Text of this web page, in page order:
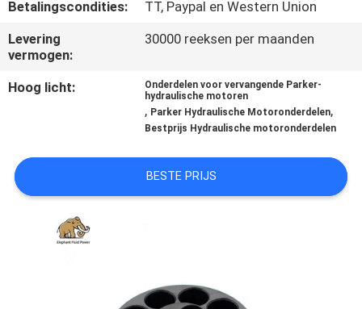
GEVALLEN
SITEMAP
PRIVACY
POLICY
Betalingscondities:
TT, Paypal en Western Union
Levering
vermogen:
30000 reeksen per maanden
Hoog licht:
Onderdelen voor vervangende Parker-
hydraulische motoren
, Parker Hydraulische Motoronderdelen,
Bestprijs Hydraulische motoronderdelen
BESTE PRIJS